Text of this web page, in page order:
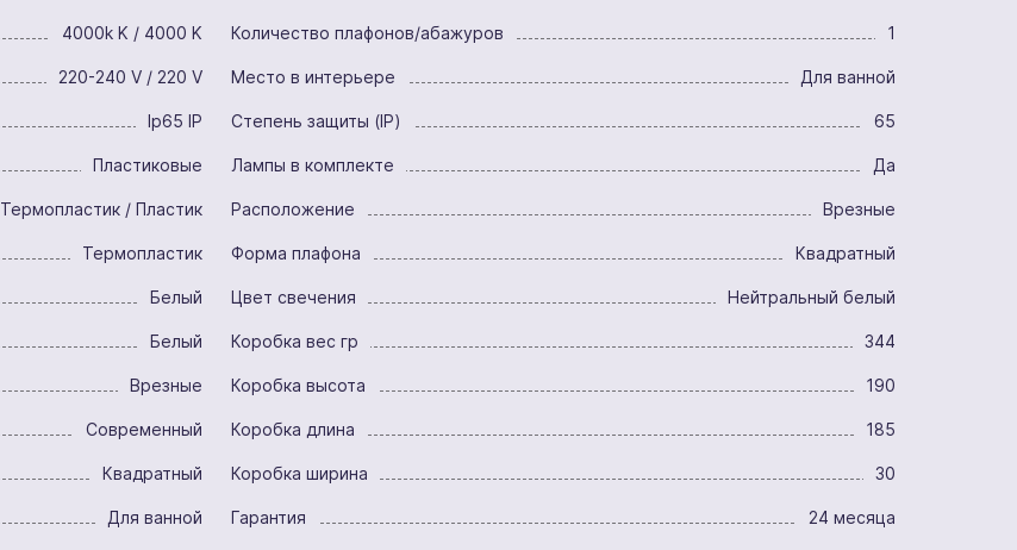
4000k K / 4000 K
220-240 V / 220 V
Ip65 IP
Пластиковые
Термопластик / Пластик
Термопластик
Белый
Белый
Врезные
Современный
Квадратный
Для ванной
Количество плафонов/абажуров 1
Место в интерьере Для ванной
Степень защиты (IP) 65
Лампы в комплекте Да
Расположение Врезные
Форма плафона Квадратный
Цвет свечения Нейтральный белый
Коробка вес гр 344
Коробка высота 190
Коробка длина 185
Коробка ширина 30
Гарантия 24 месяца